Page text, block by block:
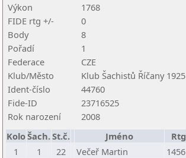
Výkon
1768
FIDE rtg +/-
0
Body
8
Pořadí
1
Federace
CZE
Klub/Město
Klub Šachistů Říčany 1925
Ident-číslo
44760
Fide-ID
23716525
Rok narození
2008
KoloŠach.St.č. Jméno Rtg
1
1 22 Večeř Martin 1456